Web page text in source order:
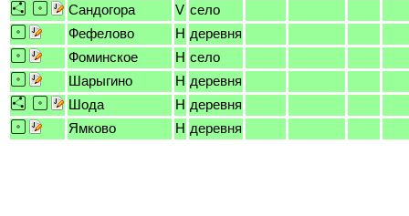
Сандогора
V село
Фефелово
H деревня
Фоминское
H село
Шарыгино
H деревня
Шода
H деревня
Ямково
H деревня